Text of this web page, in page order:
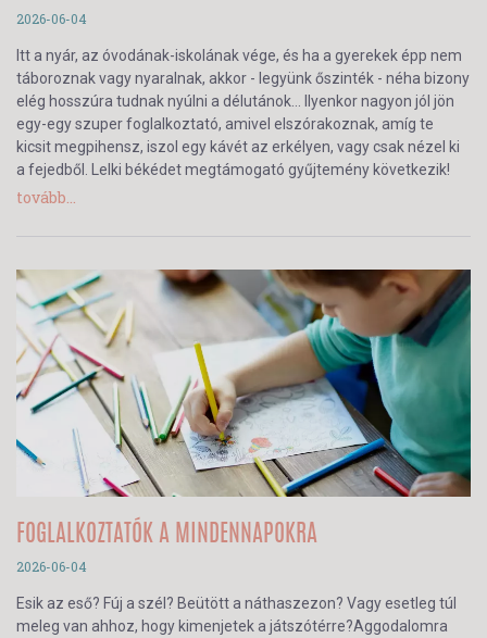
2026-06-04
Itt a nyár, az óvodának-iskolának vége, és ha a gyerekek épp nem
táboroznak vagy nyaralnak, akkor - legyünk őszinték - néha bizony
elég hosszúra tudnak nyúlni a délutánok… Ilyenkor nagyon jól jön
egy-egy szuper foglalkoztató, amivel elszórakoznak, amíg te
kicsit megpihensz, iszol egy kávét az erkélyen, vagy csak nézel ki
a fejedből. Lelki békédet megtámogató gyűjtemény következik!
tovább...
FOGLALKOZTATÓK A MINDENNAPOKRA
2026-06-04
Esik az eső? Fúj a szél? Beütött a náthaszezon? Vagy esetleg túl
meleg van ahhoz, hogy kimenjetek a játszótérre?Aggodalomra